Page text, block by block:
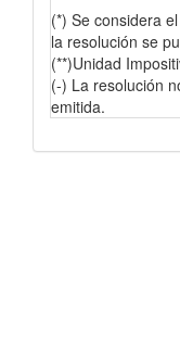
(*) Se considera
la resolución se
(**)Unidad
(-) La resolución
emitida.